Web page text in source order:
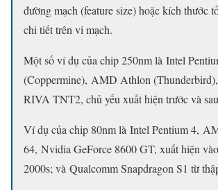
đường mạch (feature size) hoặc kích thước
chi tiết trên vi mạch.
Một số ví dụ của chip 250 nm là Intel
(Coppermine), AMD Athlon
RIVA TNT2, chủ yếu xuất hiện trước và
Ví dụ của chip 80nm là Intel Pentium 4,
64, Nvidia GeForce 8600 GT, xuất hiện
2000s; và Qualcomm Snapdragon S1 từ